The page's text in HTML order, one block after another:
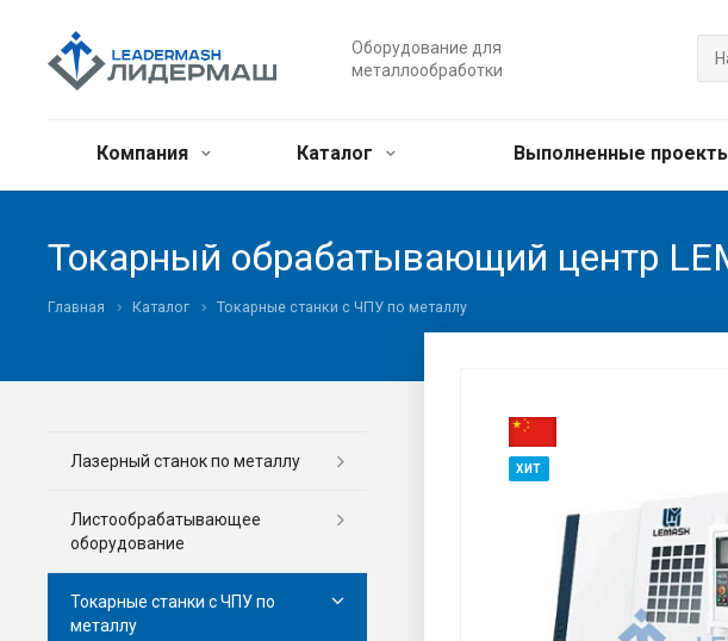
Оборудование для
металлообработки
Компания Каталог Выполненные
Токарный обрабатывающий центр
Главная Каталог Токарные станки с ЧПУ по металлу
ХИТ
Лазерный станок по металлу
Листообрабатывающее
оборудование
Токарные станки с ЧПУ по
металлу